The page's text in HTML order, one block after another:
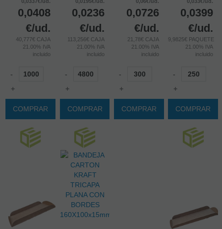
0,0408
€/ud.
40,777€ CAJA
21.00% IVA
incluido
-
+
COMPRAR
0,0236
€/ud.
113,256€ CAJA
21.00% IVA
incluido
-
+
COMPRAR
0,0726
€/ud.
21,78€ CAJA
21.00% IVA
incluido
-
+
COMPRAR
0,0399
€/ud.
9,9825€ PAQUETE
21.00% IVA
incluido
-
+
COMPRAR